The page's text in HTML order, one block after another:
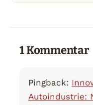
1 Kommentar
Pingback:
Autoindustrie: